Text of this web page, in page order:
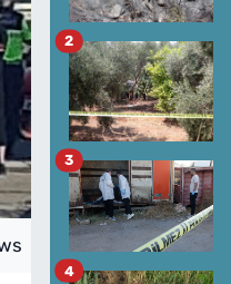
2
3
4